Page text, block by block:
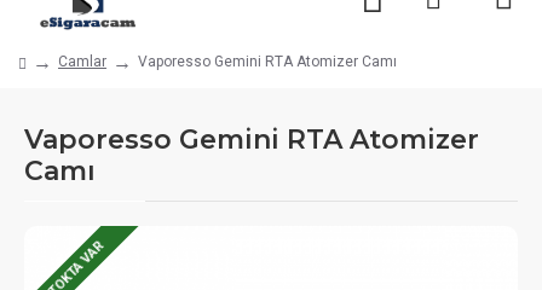
Camlar Vaporesso Gemini RTA Atomizer Camı
Vaporesso Gemini RTA Atomizer
Camı
STOKTA VAR